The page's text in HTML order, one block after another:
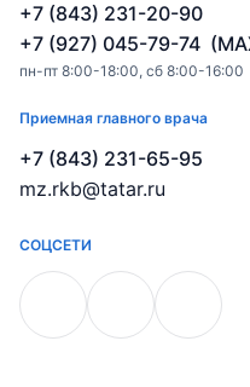
+7 (843) 231-20-90
+7 (927) 045-79-74
пн-пт 8:00-18:00, сб 8:00-16:00
Приемная главного врача
+7 (843) 231-65-95
mz.rkb@tatar.ru
СОЦСЕТИ